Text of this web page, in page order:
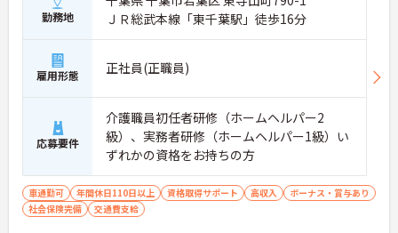
勤務地
ＪＲ総武本線「東千葉駅」徒歩16分
雇用形態 正社員(正職員)
応募要件
介護職員初任者研修（ホームヘルパー2
級）、実務者研修（ホームヘルパー1級）い
ずれかの資格をお持ちの方
車通勤可 年間休日110日以上 資格取得サポート 高収入
ボーナス・賞与あり
社会保険完備
交通費支給